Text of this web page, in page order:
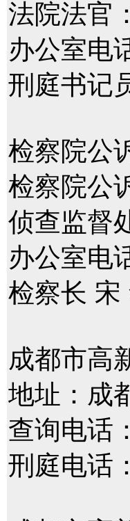
法院法官
办公室电
刑庭书记
检察院公
检察院公
侦查监督
办公室电
检察长 宋
成都市高
地址：成
查询电话：
刑庭电话：